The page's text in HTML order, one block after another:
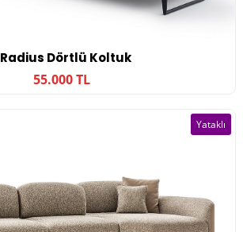
Radius Dörtlü Koltuk
55.000 TL
Yataklı